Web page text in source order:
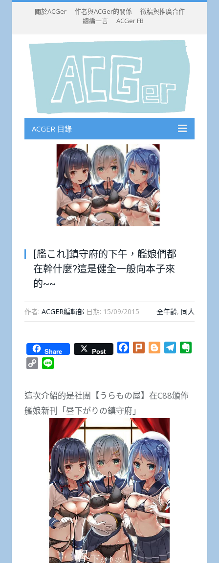
關於ACGer 作者與ACGer的關係
徵稿與推廣合作
總編一言
ACGer FB
ACGER 目錄
[艦これ]鎮守府的下午，艦娘們都
在幹什麼?這是健全一般向本子來
的~~
作者: ACGER編輯部 日期: 15/09/2015 全年齡, 同人
Share Post Facebook
Plurk BloggerTelegram
Copy
這次介紹的是社團【うらもの屋】在C88頒佈
艦娘新刊「昼下がりの鎮守府」